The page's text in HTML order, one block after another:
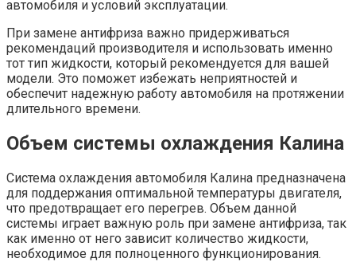
автомобиля и условий эксплуатации.
При замене антифриза важно придерживаться
рекомендаций производителя и использовать именно
тот тип жидкости, который рекомендуется для вашей
модели. Это поможет избежать неприятностей и
обеспечит надежную работу автомобиля на протяжении
длительного времени.
Объем системы охлаждения Калина
Система охлаждения автомобиля Калина предназначена
для поддержания оптимальной температуры двигателя,
что предотвращает его перегрев. Объем данной
системы играет важную роль при замене антифриза, так
как именно от него зависит количество жидкости,
необходимое для полноценного функционирования.